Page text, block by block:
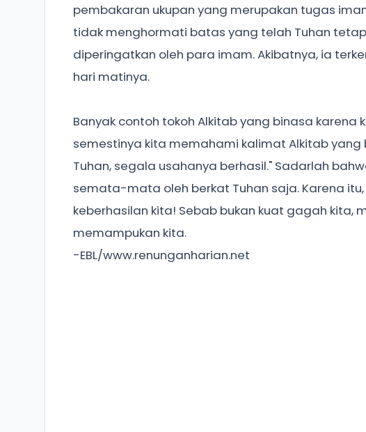
pembakaran ukupan yang merupakan tugas
tidak menghormati batas yang telah Tuhan
diperingatkan oleh para imam. Akibatnya, ia
hari matinya.
Banyak contoh tokoh Alkitab yang binasa karena
semestinya kita memahami kalimat Alkitab yang
Tuhan, segala usahanya berhasil." Sadarlah
semata-mata oleh berkat Tuhan saja. Karena
keberhasilan kita! Sebab bukan kuat gagah kita,
memampukan kita.
-EBL/www.renunganharian.net